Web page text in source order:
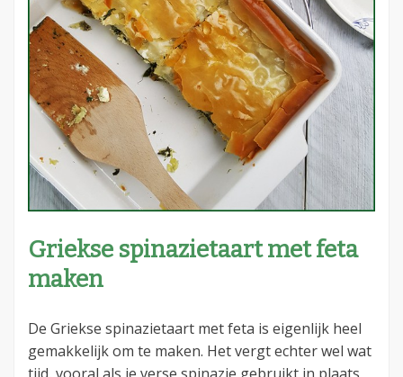
Griekse spinazietaart met feta
maken
De Griekse spinazietaart met feta is eigenlijk heel
gemakkelijk om te maken. Het vergt echter wel wat